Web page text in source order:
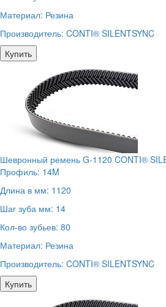
Материал: Резина
Производитель: CONTI® SILENTSYNC
Купить
Шевронный ремень G-1120 CONTI®
Профиль: 14M
Длина в мм: 1120
Шаг зуба мм: 14
Кол-во зубьев: 80
Материал: Резина
Производитель: CONTI® SILENTSYNC
Купить